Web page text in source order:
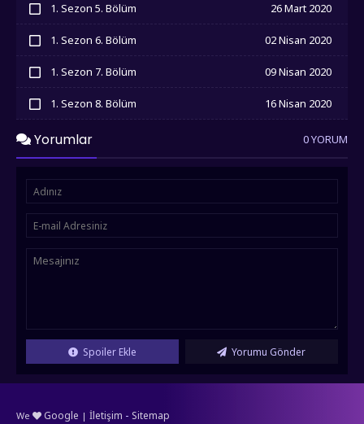
1. Sezon 5. Bölüm 26 Mart 2020
1. Sezon 6. Bölüm 02 Nisan 2020
1. Sezon 7. Bölüm 09 Nisan 2020
İzledim
1. Sezon 8. Bölüm 16 Nisan 2020
Yorumlar 0 YORUM
Spoiler Ekle Yorumu Gönder
We Google | İletişim - Sitemap